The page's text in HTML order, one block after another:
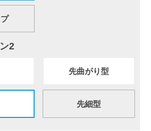
2
先曲がり型
先細型